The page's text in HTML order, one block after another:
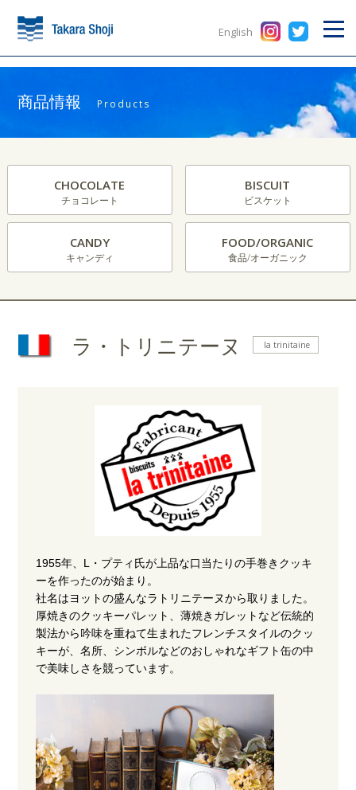
English
商品情報 Products
CHOCOLATE
チョコレート
BISCUIT
ビスケット
CANDY
キャンディ
FOOD/ORGANIC
食品/オーガニック
ラ・トリニテーヌ la trinitaine
1955年、L・プティ氏が上品な口当たりの手巻きクッキ
ーを作ったのが始まり。
社名はヨットの盛んなラトリニテーヌから取りました。
厚焼きのクッキーパレット、薄焼きガレットなど伝統的
製法から吟味を重ねて生まれたフレンチスタイルのクッ
キーが、名所、シンボルなどのおしゃれなギフト缶の中
で美味しさを競っています。